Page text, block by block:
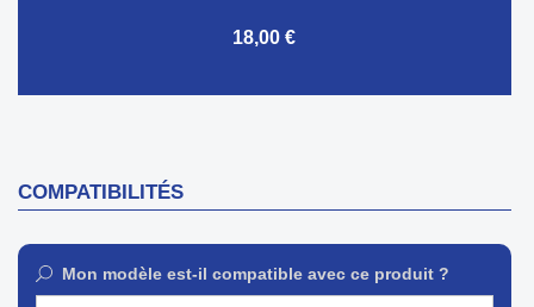
18,00 €
COMPATIBILITÉS
Mon modèle est-il compatible avec ce produit ?